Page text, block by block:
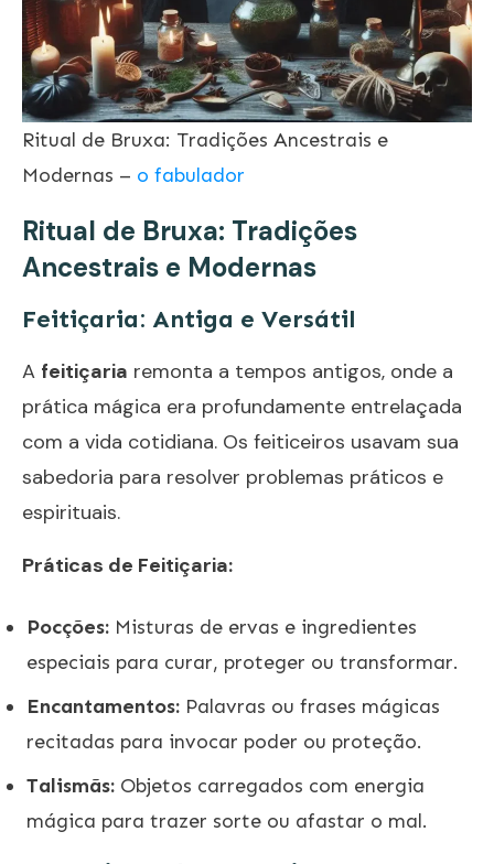
Ritual de Bruxa: Tradições Ancestrais e
Modernas – o fabulador
Ritual de Bruxa: Tradições
Ancestrais e Modernas
Feitiçaria: Antiga e Versátil
A feitiçaria remonta a tempos antigos, onde a
prática mágica era profundamente entrelaçada
com a vida cotidiana. Os feiticeiros usavam sua
sabedoria para resolver problemas práticos e
espirituais.
Práticas de Feitiçaria:
Pocções: Misturas de ervas e ingredientes
especiais para curar, proteger ou transformar.
Encantamentos: Palavras ou frases mágicas
recitadas para invocar poder ou proteção.
Talismãs: Objetos carregados com energia
mágica para trazer sorte ou afastar o mal.